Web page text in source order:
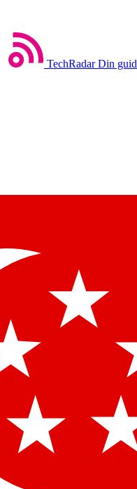
TechRadar Din